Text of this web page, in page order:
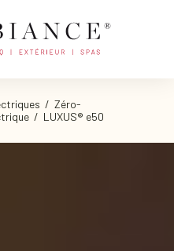
/ Zéro-
/ LUXUS® e50